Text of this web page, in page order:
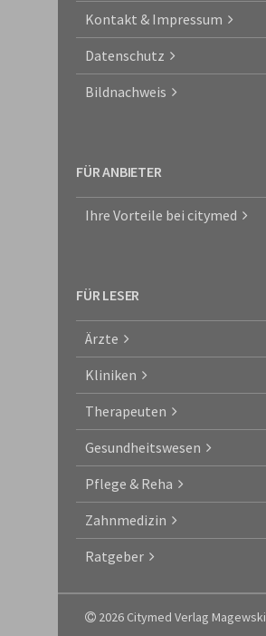
Kontakt & Impressum
Datenschutz
Bildnachweis
FÜR ANBIETER
Ihre Vorteile bei citymed
FÜR LESER
Ärzte
Kliniken
Therapeuten
Gesundheitswesen
Pflege & Reha
Zahnmedizin
Ratgeber
2026 Citymed Verlag Magewski